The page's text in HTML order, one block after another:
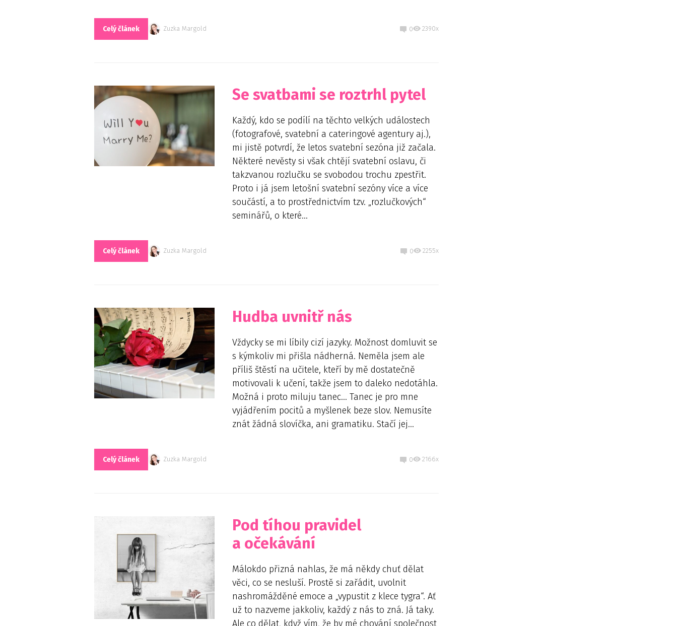
Celý článek Zuzka Margold 0 2390x
Se svatbami se roztrhl pytel
Každý, kdo se podílí na těchto velkých událostech
(fotografové, svatební a cateringové agentury aj.),
mi jistě potvrdí, že letos svatební sezóna již začala.
Některé nevěsty si však chtějí svatební oslavu, či
takzvanou rozlučku se svobodou trochu zpestřit.
Proto i já jsem letošní svatební sezóny více a více
součástí, a to prostřednictvím tzv. „rozlučkových“
seminářů, o které...
Celý článek Zuzka Margold 0 2255x
Hudba uvnitř nás
Vždycky se mi líbily cizí jazyky. Možnost domluvit se
s kýmkoliv mi přišla nádherná. Neměla jsem ale
příliš štěstí na učitele, kteří by mě dostatečně
motivovali k učení, takže jsem to daleko nedotáhla.
Možná i proto miluju tanec… Tanec je pro mne
vyjádřením pocitů a myšlenek beze slov. Nemusíte
znát žádná slovíčka, ani gramatiku. Stačí jej...
Celý článek Zuzka Margold 0 2166x
Pod tíhou pravidel
a očekávání
Málokdo přizná nahlas, že má někdy chuť dělat
věci, co se nesluší. Prostě si zařádit, uvolnit
nashromážděné emoce a „vypustit z klece tygra“. Ať
už to nazveme jakkoliv, každý z nás to zná. Já taky.
Ale co dělat, když vím, že by mé chování společnost